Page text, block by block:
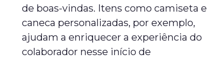
de boas-vindas. Itens como camiseta e
caneca personalizadas, por exemplo,
ajudam a enriquecer a experiência do
colaborador nesse início de